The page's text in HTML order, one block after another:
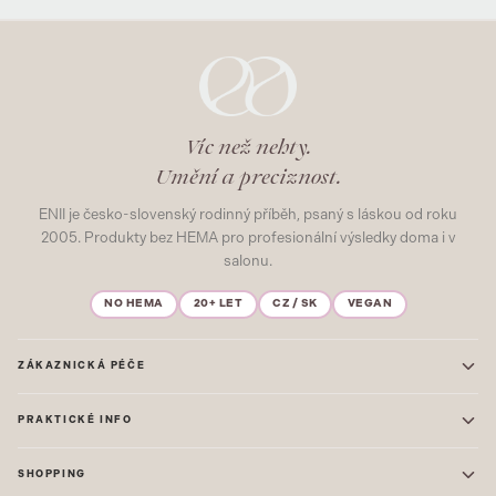
Víc než nehty.
Umění a preciznost.
ENII je česko-slovenský rodinný příběh, psaný s láskou od roku
2005. Produkty bez HEMA pro profesionální výsledky doma i v
salonu.
NO HEMA 20+ LET CZ / SK VEGAN
ZÁKAZNICKÁ PÉČE
Časté dotazy
Mapa stránek
PRAKTICKÉ INFO
Prodejna: Uherské Hradiště
SHOPPING